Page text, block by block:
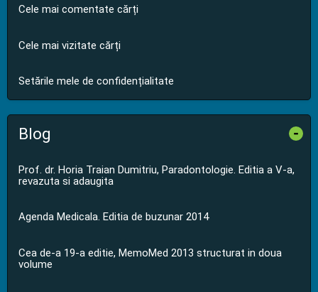
Cele mai comentate cărți
Cele mai vizitate cărți
Setările mele de confidențialitate
Blog -
Prof. dr. Horia Traian Dumitriu, Paradontologie. Editia a V-a,
revazuta si adaugita
Agenda Medicala. Editia de buzunar 2014
Cea de-a 19-a editie, MemoMed 2013 structurat in doua
volume